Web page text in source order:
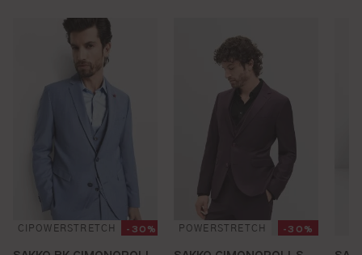
CIPOWERSTRETCH -30% POWERSTRETCH -30%